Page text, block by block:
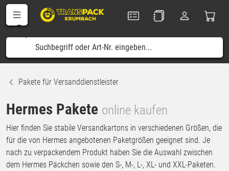
Pakete für Versanddienstleister
Hermes Pakete online kaufen
Hier finden Sie stabile Versandkartons in verschiedenen Größen, die
für die von Hermes angebotenen Paketgrößen geeignet sind. Je
nach zu verpackendem Produkt haben Sie die Auswahl zwischen
dem Hermes Päckchen sowie den S-, M-, L-, XL- und XXL-Paketen.